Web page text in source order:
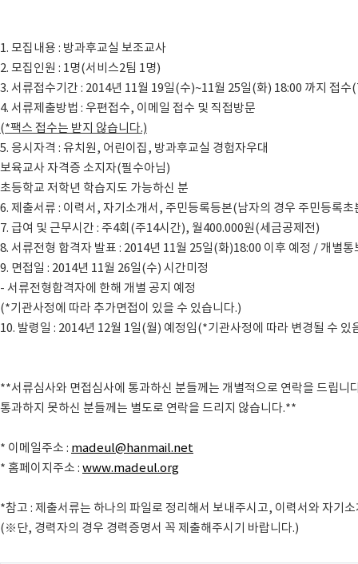
1. 모집내용 : 방과후교실 보조교사
2. 모집인원 : 1명(서비스2팀 1명)
3. 서류접수기간 : 2014년 11월 19일(수)~11월 25일(화) 18:00 까지 접수
4. 서류제출방법 : 우편접수, 이메일 접수 및 직접방문
(*팩스 접수는 받지 않습니다.)
5. 응시자격 : 유치원, 어린이집, 방과후교실 경험자우대
보육교사 자격증 소지자(필수아님)
초등학교 저학년 학습지도 가능하신 분
6. 제출서류 : 이력서, 자기소개서, 주민등록등본(남자의 경우 주민등록
7. 급여 및 근무시간 : 주4회(주14시간), 월400.000원(세금공제전)
8. 서류전형 합격자 발표 : 2014년 11월 25일(화)18:00 이후 예정 / 개별통
9. 면접일 : 2014년 11월 26일(수) 시간미정
- 서류전형합격자에 한해 개별 공지 예정
(*기관사정에 따라 추가면접이 있을 수 있습니다.)
10. 발령일 : 2014년 12월 1일(월) 예정임(*기관사정에 따라 변경될 수 있
**서류심사와 면접심사에 통과하신 분들께는 개별적으로 연락을 드립니
통과하지 못하신 분들께는 별도로 연락을 드리지 않습니다.**
* 이메일주소 : madeul@hanmail.net
* 홈페이지주소 : www.madeul.org
*참고 : 제출서류는 하나의 파일로 정리해서 보내주시고, 이력서와 자기
(※단, 경력자의 경우 경력증명서 꼭 제출해주시기 바랍니다.)